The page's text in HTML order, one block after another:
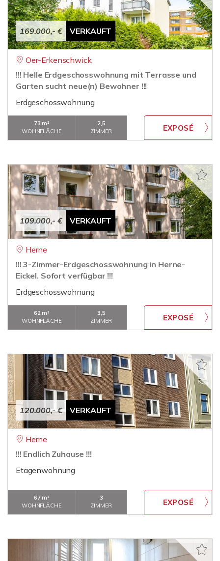
169.000,- € VERKAUFT
Oer-Erkenschwick
!!! Helle Erdgeschosswohnung mit Terrasse und
Garten sucht neue(n) Bewohner !!!
Erdgeschosswohnung
73 m²
WOHNFLÄCHE
2,5
ZIMMER
109.000,- € VERKAUFT
Herne
!!! 3-Zimmer-Erdgeschosswohnung in Herne-
Eickel. Sofort verfügbar !!!
Erdgeschosswohnung
62 m²
WOHNFLÄCHE
3,5
ZIMMER
120.000,- € VERKAUFT
Herne
!!! Endlich Zuhause !!!
Etagenwohnung
67 m²
WOHNFLÄCHE
3
ZIMMER